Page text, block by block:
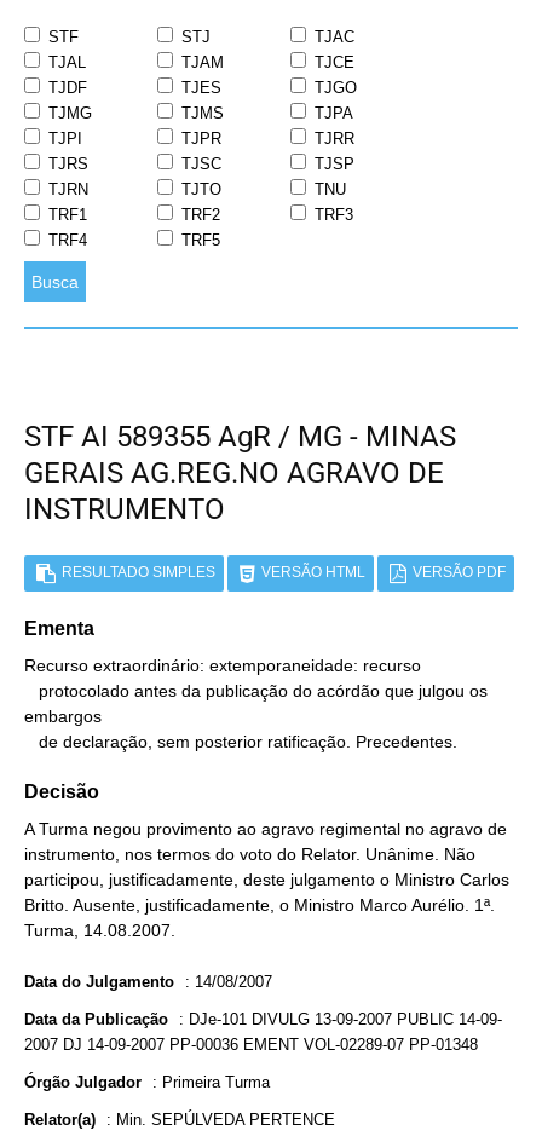
STF STJ
TJAC
TJAL
TJAM
TJCE
TJDF
TJES
TJGO
TJMG
TJMS
TJPA
TJPI
TJPR
TJRR
TJRS
TJSC
TJSP
TJRN
TJTO
TNU
TRF1
TRF2
TRF3
TRF4
TRF5
Busca
STF AI 589355 AgR / MG - MINAS
GERAIS AG.REG.NO AGRAVO DE
INSTRUMENTO
RESULTADO SIMPLES VERSÃO HTML VERSÃO PDF
Ementa
Recurso extraordinário: extemporaneidade: recurso
embargos
   de declaração, sem posterior ratificação. Precedentes.
Decisão
A Turma negou provimento ao agravo regimental no agravo de
instrumento, nos termos do voto do Relator. Unânime. Não
participou, justificadamente, deste julgamento o Ministro Carlos
Britto. Ausente, justificadamente, o Ministro Marco Aurélio. 1ª.
Turma, 14.08.2007.
Data do Julgamento : 14/08/2007
Data da Publicação : DJe-101 DIVULG 13-09-2007 PUBLIC 14-09-
2007 DJ 14-09-2007 PP-00036 EMENT VOL-02289-07 PP-01348
Órgão Julgador : Primeira Turma
Relator(a) : Min. SEPÚLVEDA PERTENCE